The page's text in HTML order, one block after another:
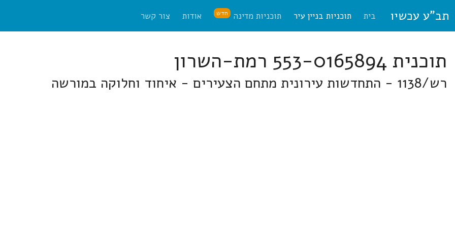
תב"ע עכשיו בית תוכניות בניין עיר תוכניות מדינה חדש אודות צור קשר
תוכנית 553-0165894 רמת-השרון
רש/1138 - התחדשות עירונית מתחם הצעירים - איחוד וחלוקה במורשה